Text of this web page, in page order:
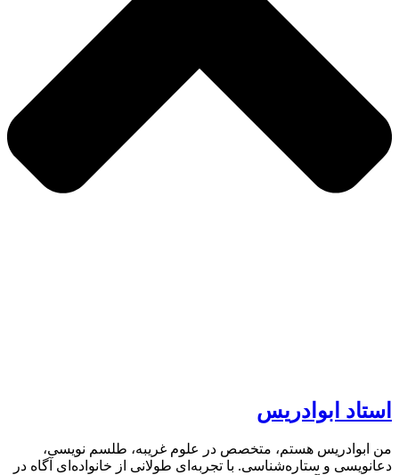
استاد ابوادریس
من ابوادریس هستم، متخصص در علوم غریبه، طلسم نویسی،
دعانویسی و ستاره‌شناسی. با تجربه‌ای طولانی از خانواده‌ای آگاه در